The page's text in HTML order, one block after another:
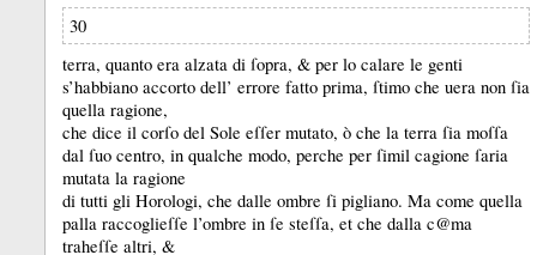
30
terra, quanto era alzata di ſopra, & per lo calare le genti
s’habbiano accorto dell’ errore fatto prima, ſtimo che uera non ſia
quella ragione,
che dice il corſo del Sole eſſer mutato, ò che la terra ſia moſſa
dal ſuo centro, in qualche modo, perche per ſimil cagione ſaria
mutata la ragione
di tutti gli Horologi, che dalle ombre ſi pigliano. Ma come quella
palla raccoglieſſe l’ombre in ſe steſſa, et che dalla c@ma
traheſſe altri, &